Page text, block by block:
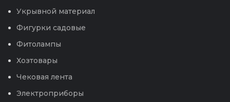
Укрывной материал
Фигурки садовые
Фитолампы
Хозтовары
Чековая лента
Электроприборы